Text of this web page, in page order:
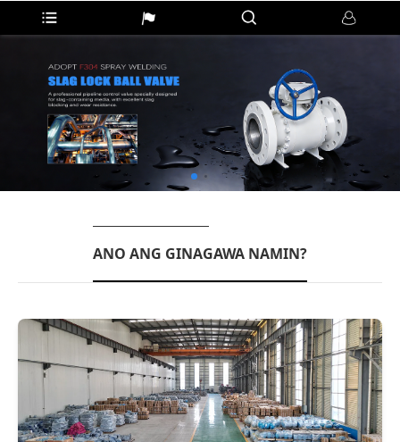
ANO ANG GINAGAWA NAMIN?